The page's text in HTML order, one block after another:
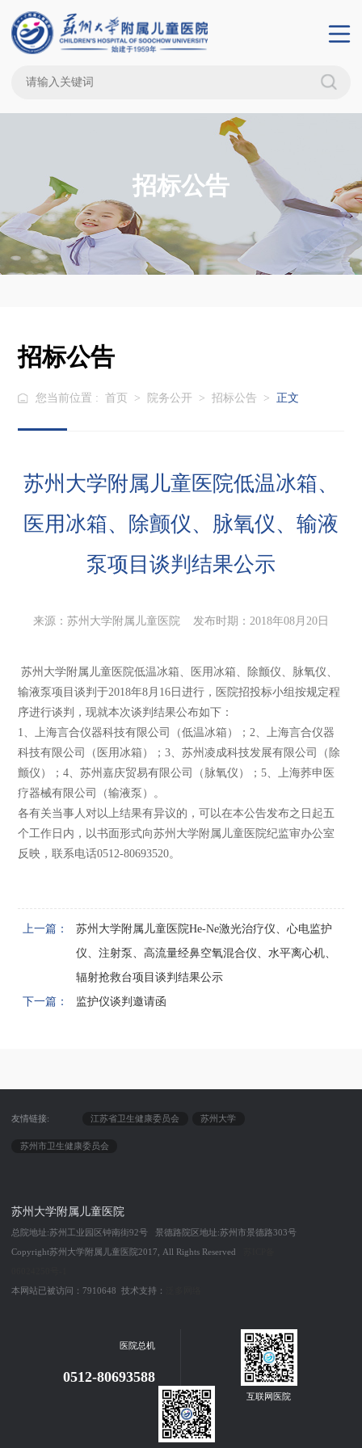
招标公告
招标公告
您当前位置 : 首页 > 院务公开 > 招标公告 > 正文
苏州大学附属儿童医院低温冰箱、
医用冰箱、除颤仪、脉氧仪、输液
泵项目谈判结果公示
来源：苏州大学附属儿童医院 发布时期：2018年08月20日
苏州大学附属儿童医院低温冰箱、医用冰箱、除颤仪、脉氧仪、
输液泵项目谈判于2018年8月16日进行，医院招投标小组按规定程
序进行谈判，现就本次谈判结果公布如下：
1、上海言合仪器科技有限公司（低温冰箱）；2、上海言合仪器
科技有限公司（医用冰箱）；3、苏州凌成科技发展有限公司（除
颤仪）；4、苏州嘉庆贸易有限公司（脉氧仪）；5、上海荞申医
疗器械有限公司（输液泵）。
各有关当事人对以上结果有异议的，可以在本公告发布之日起五
个工作日内，以书面形式向苏州大学附属儿童医院纪监审办公室
反映，联系电话0512-80693520。
上一篇：
苏州大学附属儿童医院He-Ne激光治疗仪、心电监护
仪、注射泵、高流量经鼻空氧混合仪、水平离心机、
辐射抢救台项目谈判结果公示
下一篇：
监护仪谈判邀请函
友情链接: 江苏省卫生健康委员会 苏州大学
苏州市卫生健康委员会
苏州大学附属儿童医院
总院地址:苏州工业园区钟南街92号 景德路院区地址:苏州市景德路303号
Copyright苏州大学附属儿童医院2017, All Rights Reserved
本网站已被访问：7910648 技术支持：
医院总机
0512-80693588
互联网医院